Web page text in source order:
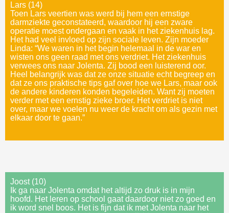
Lars (14)
Toen Lars veertien was werd bij hem een ernstige
darmziekte geconstateerd, waardoor hij een zware
operatie moest ondergaan en vaak in het ziekenhuis lag.
Het had veel invloed op zijn sociale leven. Zijn moeder
Linda: “We waren in het begin helemaal in de war en
wisten ons geen raad met ons verdriet. Het ziekenhuis
verwees ons naar Jolenta. Zij bood een luisterend oor.
Heel belangrijk was dat ze onze situatie echt begreep en
dat ze ons praktische tips gaf over hoe we Lars, maar ook
de andere kinderen konden begeleiden. Want zij moeten
verder met een ernstig zieke broer. Het verdriet is niet
over, maar we voelen nu weer de kracht om als gezin met
elkaar door te gaan.”
Joost (10)
Ik ga naar Jolenta omdat het altijd zo druk is in mijn
hoofd. Het leren op school gaat daardoor niet zo goed en
ik word snel boos. Het is fijn dat ik met Jolenta naar het